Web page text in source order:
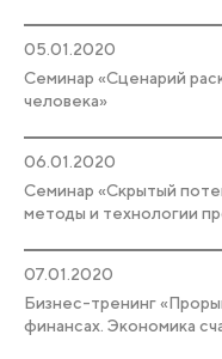
05.01.2020
Семинар «Сценарий
человека»
06.01.2020
Семинар «Скрытый
методы и технологии
07.01.2020
Бизнес-тренинг
финансах. Экономика